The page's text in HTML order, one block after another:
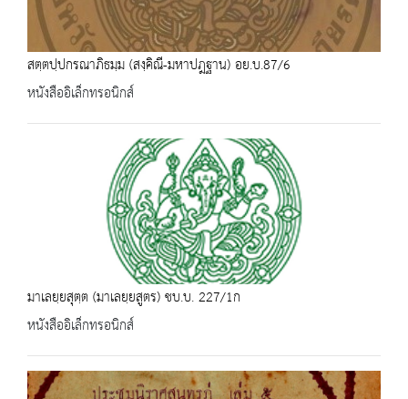
สตฺตปฺปกรณาภิธมฺม (สงฺคิณี-มหาปฎฐาน) อย.บ.87/6
หนังสืออิเล็กทรอนิกส์
มาเลยฺยสุตฺต (มาเลยฺยสูตร) ชบ.บ. 227/1ก
หนังสืออิเล็กทรอนิกส์